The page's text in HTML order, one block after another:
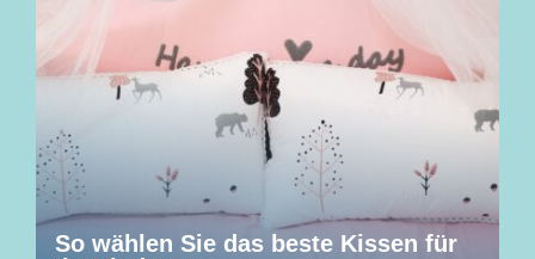
So wählen Sie das beste Kissen für